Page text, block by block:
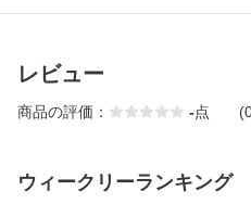
レビュー
商品の評価： -点
ウィークリーランキング